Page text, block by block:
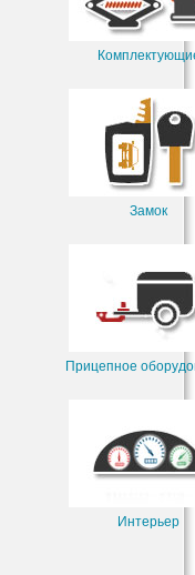
Замок
Прицепное
Интерьер